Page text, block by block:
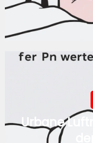
Urbane